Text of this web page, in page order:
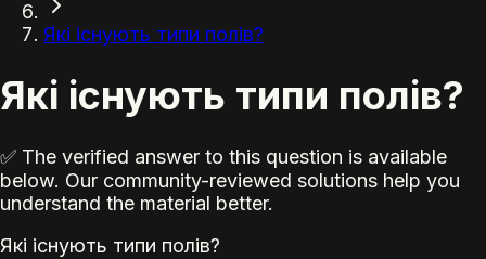
Які існують типи полів?
Які існують типи полів?
✅ The verified answer to this question is available
below. Our community-reviewed solutions help you
understand the material better.
Які існують типи полів?